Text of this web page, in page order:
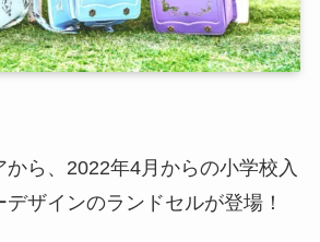
ら、2022年4月からの小学校入
ザインのランドセルが登場！